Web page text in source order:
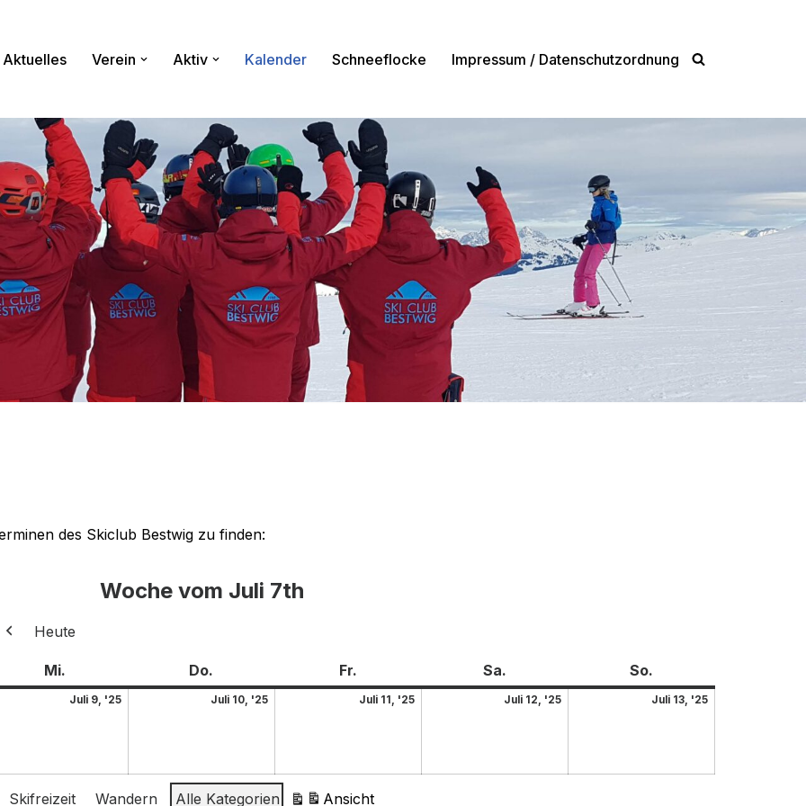
Aktuelles Verein Aktiv Kalender Schneeflocke Impressum / Datenschutzordnung
des Skiclub Bestwig zu finden:
Woche vom Juli 7th
Zurück
Heute
Mi. Do. Fr. Sa. So.
Juli 9, '25 Juli 10, '25 Juli 11, '25 Juli 12, '25 Juli 13, '25
Skifreizeit Wandern Alle Kategorien Ansicht